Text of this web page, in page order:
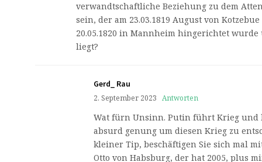
verwandtschaftliche Beziehung zu dem
sein, der am 23.03.1819 August von
20.05.1820 in Mannheim hingerichtet
liegt?
Gerd_ Rau
2. September 2023 Antworten
Wat fürn Unsinn. Putin führt Krieg und
absurd genung um diesen Krieg zu
kleiner Tip, beschäftigen Sie sich mal
Otto von Habsburg, der hat 2005, plus